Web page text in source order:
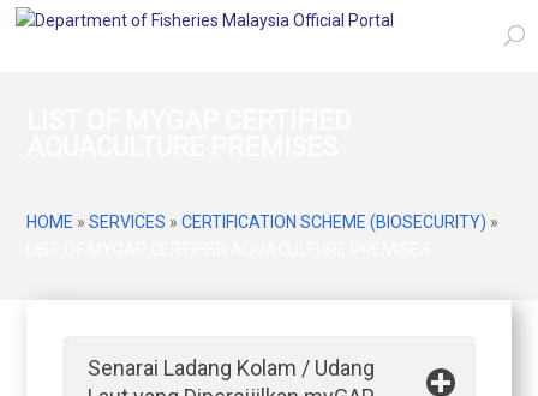
HOME »SERVICES »CERTIFICATION SCHEME (BIOSECURITY) »
Senarai Ladang Kolam / Udang